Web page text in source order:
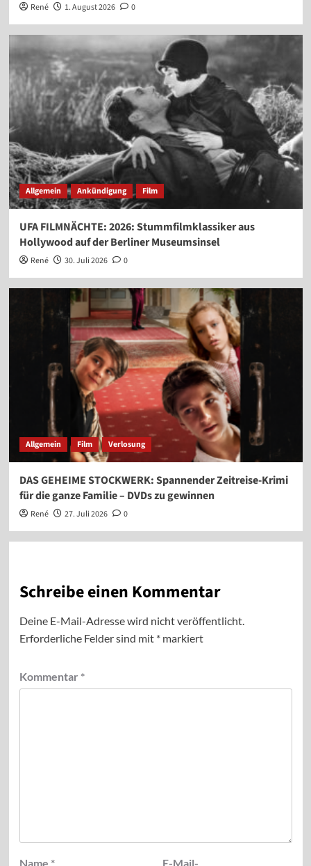
René 1. August 2026 0
Allgemein Ankündigung Film
UFA FILMNÄCHTE: 2026: Stummfilmklassiker aus
Hollywood auf der Berliner Museumsinsel
René 30. Juli 2026 0
Allgemein Film Verlosung
DAS GEHEIME STOCKWERK: Spannender Zeitreise-Krimi
für die ganze Familie – DVDs zu gewinnen
René 27. Juli 2026 0
Schreibe einen Kommentar
Deine E-Mail-Adresse wird nicht veröffentlicht.
Erforderliche Felder sind mit *markiert
Kommentar *
Name * E-Mail-